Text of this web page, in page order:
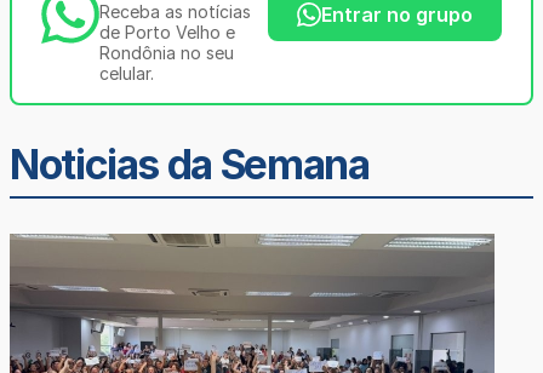
Receba as notícias
de Porto Velho e
Rondônia no seu
celular.
Entrar no grupo
Noticias da Semana